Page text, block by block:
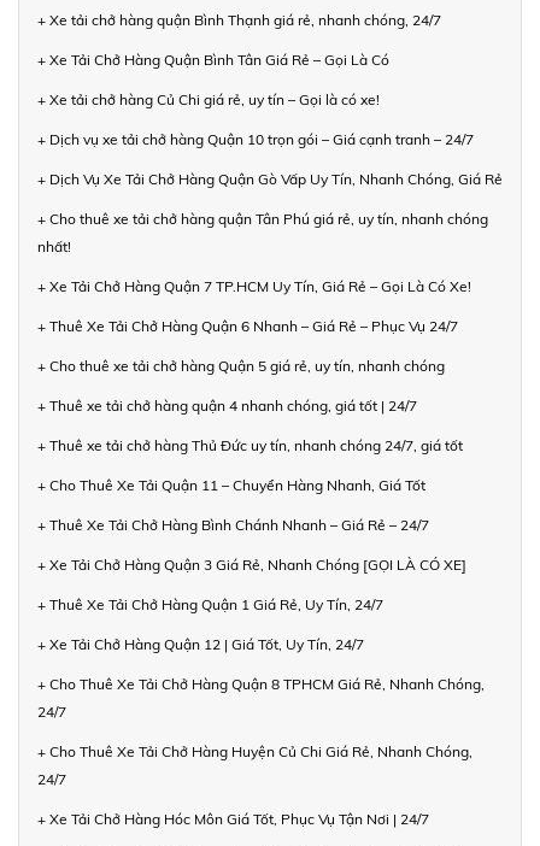
+ Xe tải chở hàng quận Bình Thạnh giá rẻ, nhanh chóng, 24/7
+ Xe Tải Chở Hàng Quận Bình Tân Giá Rẻ – Gọi Là Có
+ Xe tải chở hàng Củ Chi giá rẻ, uy tín – Gọi là có xe!
+ Dịch vụ xe tải chở hàng Quận 10 trọn gói – Giá cạnh tranh – 24/7
+ Dịch Vụ Xe Tải Chở Hàng Quận Gò Vấp Uy Tín, Nhanh Chóng, Giá Rẻ
+ Cho thuê xe tải chở hàng quận Tân Phú giá rẻ, uy tín, nhanh chóng
nhất!
+ Xe Tải Chở Hàng Quận 7 TP.HCM Uy Tín, Giá Rẻ – Gọi Là Có Xe!
+ Thuê Xe Tải Chở Hàng Quận 6 Nhanh – Giá Rẻ – Phục Vụ 24/7
+ Cho thuê xe tải chở hàng Quận 5 giá rẻ, uy tín, nhanh chóng
+ Thuê xe tải chở hàng quận 4 nhanh chóng, giá tốt | 24/7
+ Thuê xe tải chở hàng Thủ Đức uy tín, nhanh chóng 24/7, giá tốt
+ Cho Thuê Xe Tải Quận 11 – Chuyển Hàng Nhanh, Giá Tốt
+ Thuê Xe Tải Chở Hàng Bình Chánh Nhanh – Giá Rẻ – 24/7
+ Xe Tải Chở Hàng Quận 3 Giá Rẻ, Nhanh Chóng [GỌI LÀ CÓ XE]
+ Thuê Xe Tải Chở Hàng Quận 1 Giá Rẻ, Uy Tín, 24/7
+ Xe Tải Chở Hàng Quận 12 | Giá Tốt, Uy Tín, 24/7
+ Cho Thuê Xe Tải Chở Hàng Quận 8 TPHCM Giá Rẻ, Nhanh Chóng,
24/7
+ Cho Thuê Xe Tải Chở Hàng Huyện Củ Chi Giá Rẻ, Nhanh Chóng,
24/7
+ Xe Tải Chở Hàng Hóc Môn Giá Tốt, Phục Vụ Tận Nơi | 24/7